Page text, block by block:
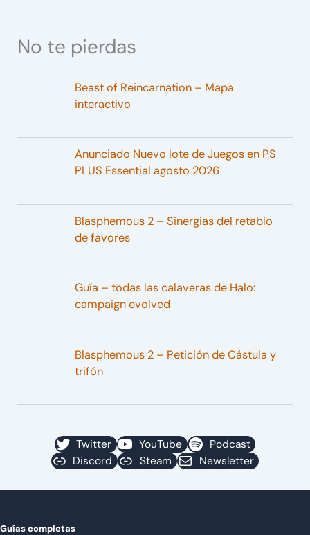
No te pierdas
Beast of Reincarnation – Mapa
interactivo
Anunciado Nuevo lote de Juegos en PS
PLUS Essential agosto 2026
Blasphemous 2 – Sinergias del retablo
de favores
Guía – todas las calaveras de Halo:
campaign evolved
Blasphemous 2 – Petición de Cástula y
trifón
Twitter YouTube
Podcast
Discord
Steam Newsletter
Guías completas